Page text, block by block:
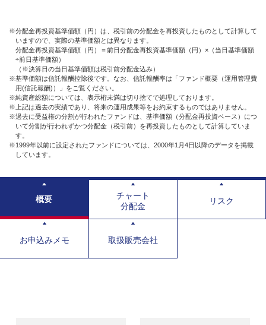
※分配金再投資基準価額（円）は、税引前の分配金を再投資したものとして計算して
いますので、実際の基準価額とは異なります。
分配金再投資基準価額（円）＝前日分配金再投資基準価額（円）×（当日基準価額
÷前日基準価額）
（※決算日の当日基準価額は税引前分配金込み）
※基準価額は信託報酬控除後です。なお、信託報酬率は「ファンド概要（運用管理費
用(信託報酬)）」をご覧ください。
※純資産総額については、表示桁未満は切り捨てで処理しております。
※上記は過去の実績であり、将来の運用成果等をお約束するものではありません。
※過去に受益権の分割が行われたファンドは、基準価額（分配金再投資ベース）につ
いて分割が行われずかつ分配金（税引前）を再投資したものとして計算していま
す。
※1999年以前に設定されたファンドについては、2000年1月4日以降のデータを掲載
しています。
概要
チャート
分配金
リスク
お申込みメモ 取扱販売会社